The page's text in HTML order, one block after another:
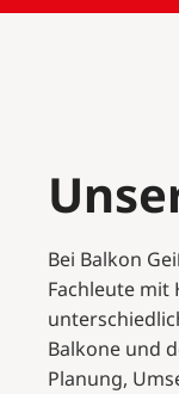
Bei Balkon
Fachleute mit
Balkone und
Planung,